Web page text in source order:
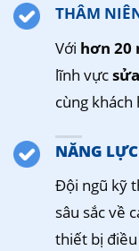
THÂM
Với hơn 20
lĩnh vực
cùng khách
NĂNG
Đội ngũ kỹ
sâu sắc về
thiết bị